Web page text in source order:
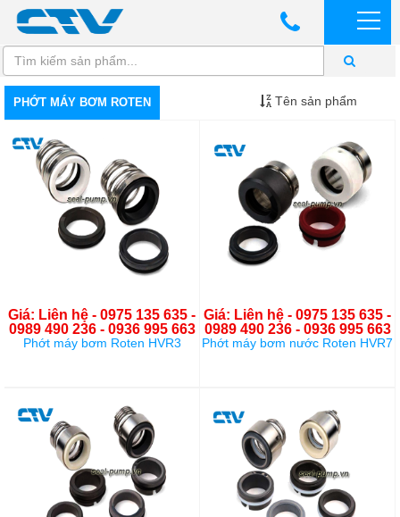
PHỚT MÁY BƠM ROTEN Tên sản phẩm
Giá: Liên hệ - 0975 135 635 -
0989 490 236 - 0936 995 663
Phớt máy bơm Roten HVR3
Giá: Liên hệ - 0975 135 635 -
0989 490 236 - 0936 995 663
Phớt máy bơm nước Roten HVR7